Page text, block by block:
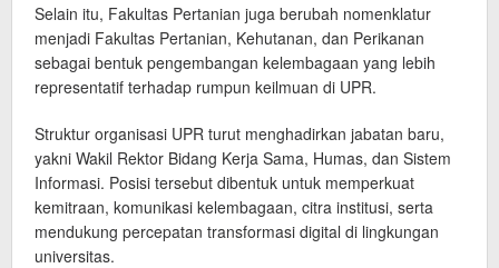
Selain itu, Fakultas Pertanian juga berubah nomenklatur
menjadi Fakultas Pertanian, Kehutanan, dan Perikanan
sebagai bentuk pengembangan kelembagaan yang lebih
representatif terhadap rumpun keilmuan di UPR.
Struktur organisasi UPR turut menghadirkan jabatan baru,
yakni Wakil Rektor Bidang Kerja Sama, Humas, dan Sistem
Informasi. Posisi tersebut dibentuk untuk memperkuat
kemitraan, komunikasi kelembagaan, citra institusi, serta
mendukung percepatan transformasi digital di lingkungan
universitas.